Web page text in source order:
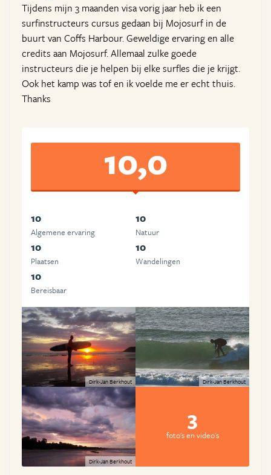
Tijdens mijn 3 maanden visa vorig jaar heb ik een
surfinstructeurs cursus gedaan bij Mojosurf in de
buurt van Coffs Harbour. Geweldige ervaring en alle
credits aan Mojosurf. Allemaal zulke goede
instructeurs die je helpen bij elke surfles die je krijgt.
Ook het kamp was tof en ik voelde me er echt thuis.
Thanks
10,0
10
Algemene ervaring
10
Natuur
10
Plaatsen
10
Wandelingen
10
Bereisbaar
Dirk-Jan Berkhout Dirk-Jan Berkhout
Dirk-Jan Berkhout
3
foto's en video's